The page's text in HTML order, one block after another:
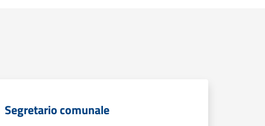
Segretario comunale